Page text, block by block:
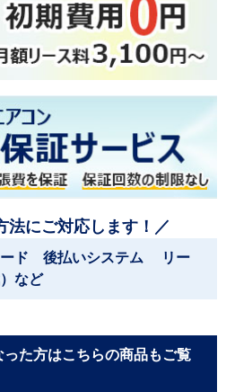
法にご対応します！／
ド 後払いシステム リー
など
った方はこちらの商品もご覧